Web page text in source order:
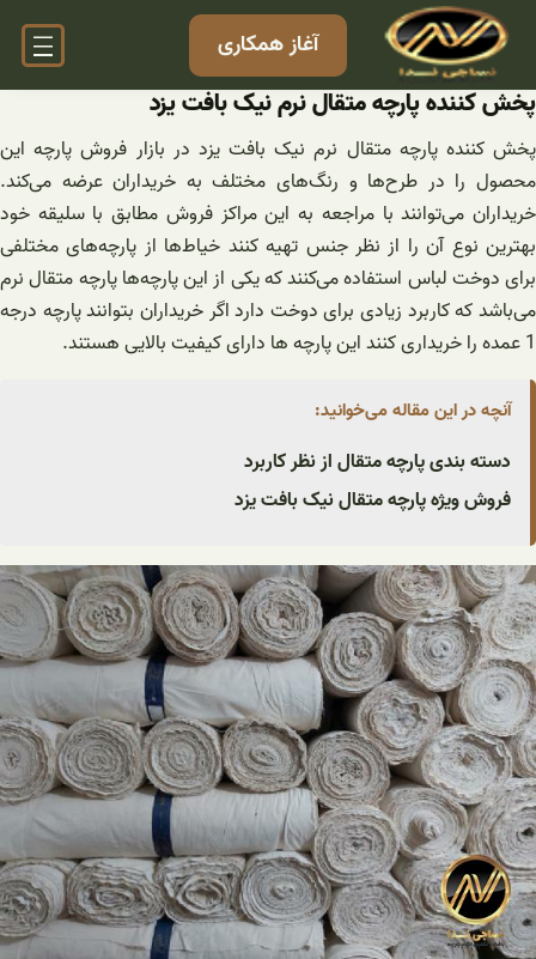
محتوا
آغاز همکاری
پخش کننده پارچه متقال نرم نیک بافت یزد
پخش کننده پارچه متقال نرم نیک بافت یزد در بازار فروش پارچه این
محصول را در طرح‌ها و رنگ‌های مختلف به خریداران عرضه می‌کند.
خریداران می‌توانند با مراجعه به این مراکز فروش مطابق با سلیقه خود
بهترین نوع آن را از نظر جنس تهیه کنند خیاط‌ها از پارچه‌های مختلفی
برای دوخت لباس استفاده می‌کنند که یکی از این پارچه‌ها پارچه متقال نرم
می‌باشد که کاربرد زیادی برای دوخت دارد اگر خریداران بتوانند پارچه درجه
1 عمده را خریداری کنند این پارچه ها دارای کیفیت بالایی هستند.
آنچه در این مقاله می‌خوانید:
دسته بندی پارچه متقال از نظر کاربرد
فروش ویژه پارچه متقال نیک بافت یزد